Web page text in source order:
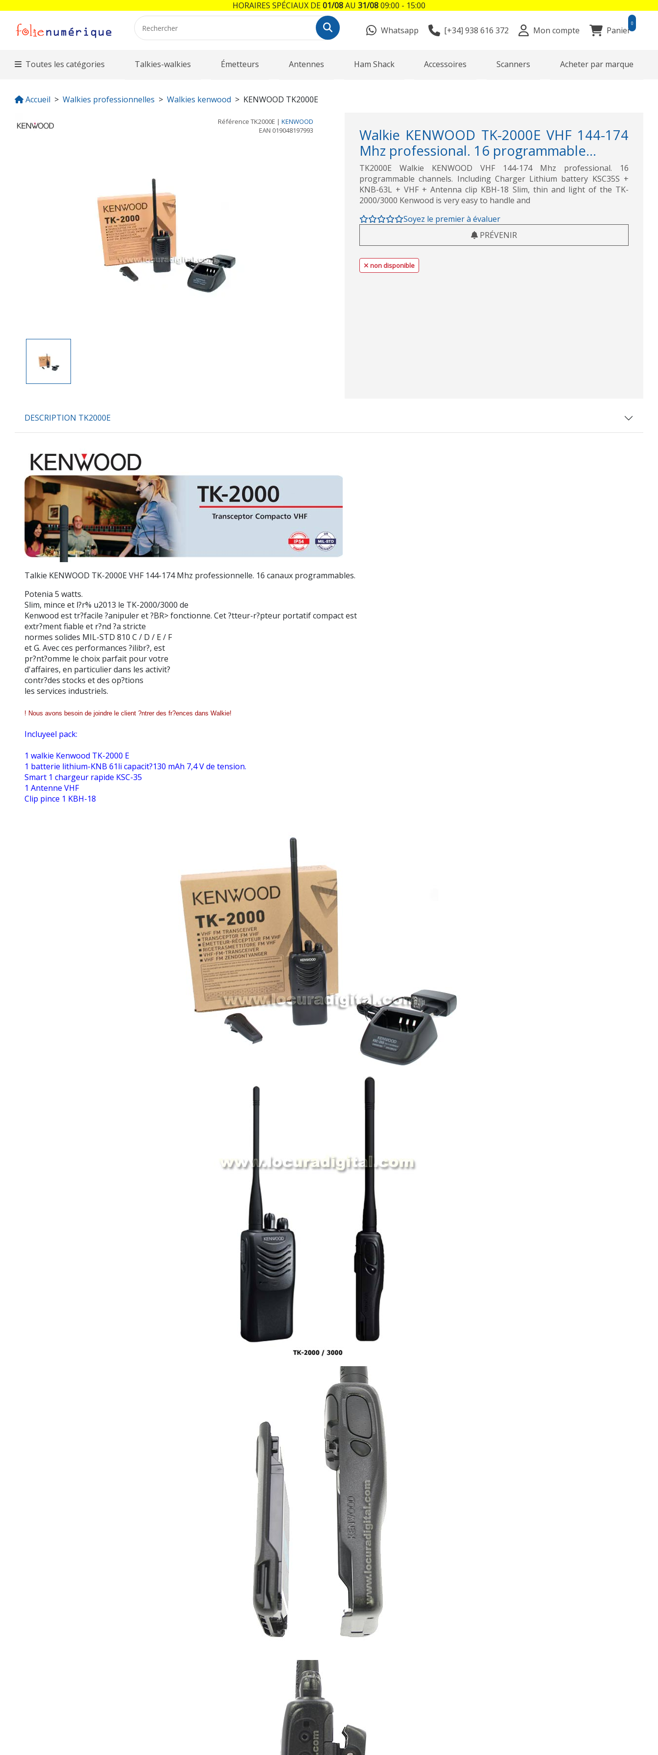
Whatsapp [+34] 938 616 372 Mon compte Panier
0
Toutes les catégories Talkies-walkies Émetteurs Antennes Ham Shack Accessoires Scanners Acheter par marque
Accueil Walkies professionnelles Walkies kenwood KENWOOD TK2000E
Référence TK2000E | KENWOOD
EAN 019048197993
Walkie KENWOOD TK-2000E VHF 144-174
Mhz professional. 16 programmable...
TK2000E Walkie KENWOOD VHF 144-174 Mhz professional. 16
programmable channels. Including Charger Lithium battery KSC35S +
KNB-63L + VHF + Antenna clip KBH-18 Slim, thin and light of the TK-
2000/3000 Kenwood is very easy to handle and
Soyez le premier à évaluer
PRÉVENIR
non disponible
DESCRIPTION TK2000E
Talkie KENWOOD TK-2000EVHF 144-174 Mhz professionnelle. 16 canaux programmables.
Potenia 5 watts.
Slim, mince et l?r% u2013 le TK-2000/3000 de
Kenwood est tr?facile ?anipuler et ?BR> fonctionne. Cet ?tteur-r?pteur portatif compact est
extr?ment fiable et r?nd ?a stricte
normes solides MIL-STD 810 C / D / E / F
et G. Avec ces performances ?ilibr?, est
pr?nt?omme le choix parfait pour votre
d'affaires, en particulier dans les activit?
contr?des stocks et des op?tions
les services industriels.
! Nous avons besoin de joindre le client ?ntrer des fr?ences dans Walkie!
Incluyeel pack:
1 walkie Kenwood TK-2000 E
1 batterie lithium-KNB 61li capacit?130 mAh 7,4 V de tension.
Smart 1 chargeur rapide KSC-35
1 Antenne VHF
Clip pince 1 KBH-18
HORAIRES SPÉCIAUX DE01/08AU 31/0809:00 - 15:00